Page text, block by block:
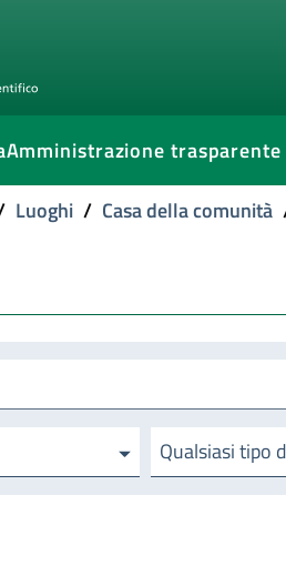
Amministrazione trasparente
Luoghi / Casa della comunità
Qualsiasi tipo